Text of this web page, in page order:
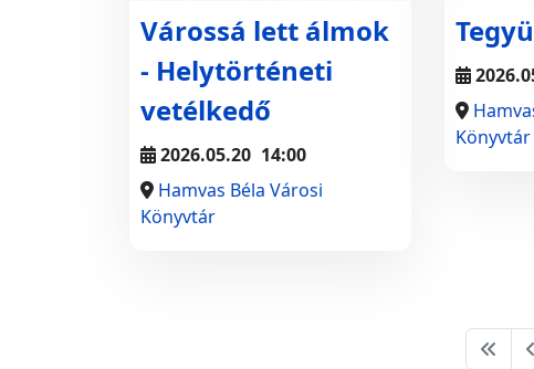
Várossá lett álmok
- Helytörténeti
vetélkedő
2026.05.20 14:00
Hamvas Béla Városi
Könyvtár
Könyvtár